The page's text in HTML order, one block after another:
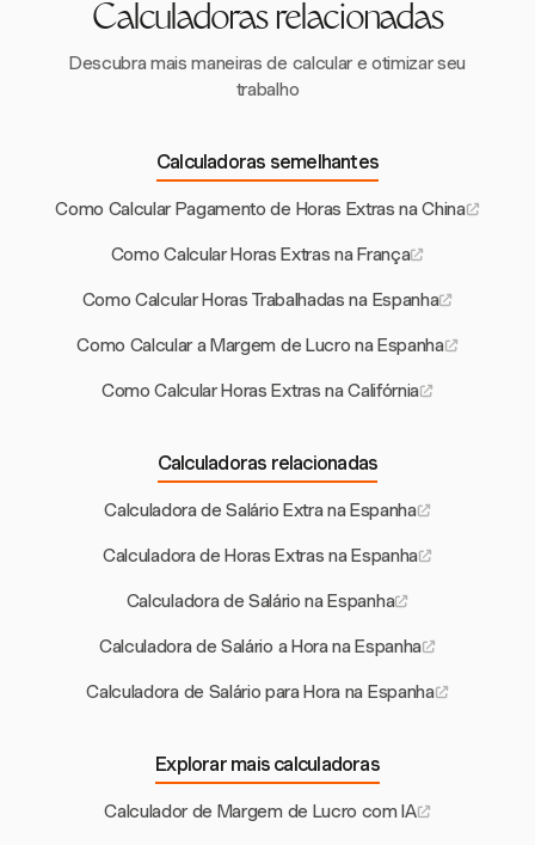
Calculadoras relacionadas
Descubra mais maneiras de calcular e otimizar seu
trabalho
Calculadoras semelhantes
Como Calcular Pagamento de Horas Extras na China
Como Calcular Horas Extras na França
Como Calcular Horas Trabalhadas na Espanha
Como Calcular a Margem de Lucro na Espanha
Como Calcular Horas Extras na Califórnia
Calculadoras relacionadas
Calculadora de Salário Extra na Espanha
Calculadora de Horas Extras na Espanha
Calculadora de Salário na Espanha
Calculadora de Salário a Hora na Espanha
Calculadora de Salário para Hora na Espanha
Explorar mais calculadoras
Calculador de Margem de Lucro com IA